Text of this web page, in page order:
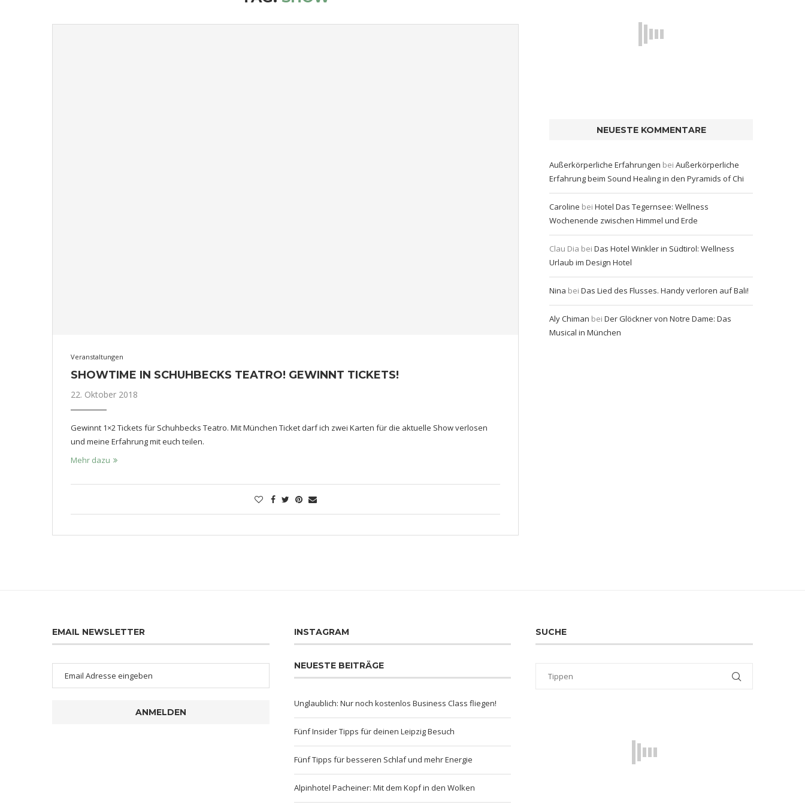
Veranstaltungen
SHOWTIME IN SCHUHBECKS TEATRO! GEWINNT TICKETS!
22. Oktober 2018
Gewinnt 1×2 Tickets für Schuhbecks Teatro. Mit München Ticket darf ich zwei Karten für die aktuelle Show verlosen
und meine Erfahrung mit euch teilen.
Mehr dazu
NEUESTE KOMMENTARE
Außerkörperliche Erfahrungen bei Außerkörperliche
Erfahrung beim Sound Healing in den Pyramids of Chi
Caroline bei Hotel Das Tegernsee: Wellness
Wochenende zwischen Himmel und Erde
Clau Dia bei Das Hotel Winkler in Südtirol: Wellness
Urlaub im Design Hotel
Nina bei Das Lied des Flusses. Handy verloren auf Bali!
Aly Chiman bei Der Glöckner von Notre Dame: Das
Musical in München
EMAIL NEWSLETTER
ANMELDEN
INSTAGRAM
NEUESTE BEITRÄGE
Unglaublich: Nur noch kostenlos Business Class fliegen!
Fünf Insider Tipps für deinen Leipzig Besuch
Fünf Tipps für besseren Schlaf und mehr Energie
Alpinhotel Pacheiner: Mit dem Kopf in den Wolken
SUCHE